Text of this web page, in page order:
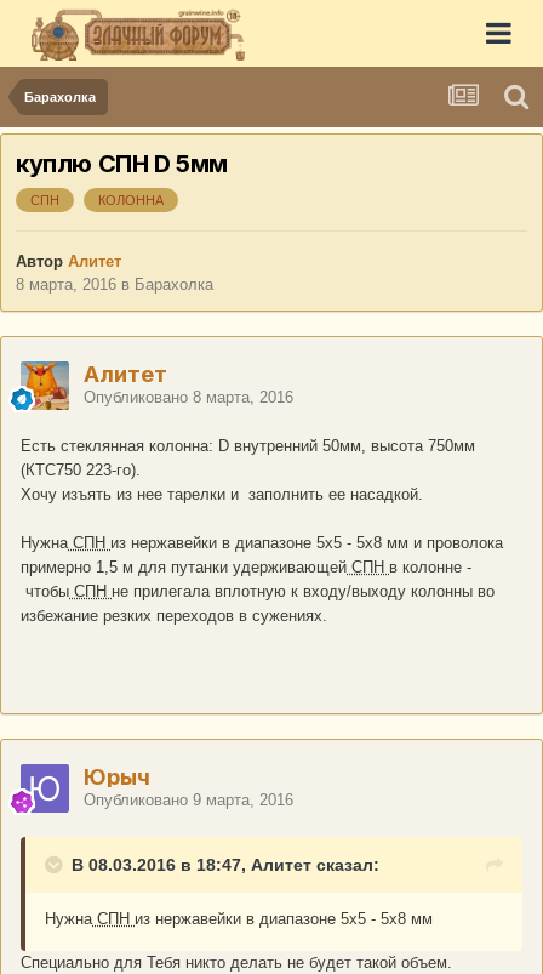
Барахолка
куплю СПН D 5мм
СПН КОЛОННА
Автор Алитет
8 марта, 2016 в Барахолка
Алитет
Опубликовано 8 марта, 2016
Есть стеклянная колонна: D внутренний 50мм, высота 750мм
(КТС750 223-го).
Хочу изъять из нее тарелки и заполнить ее насадкой.
НужнаСПН из нержавейки в диапазоне 5х5 - 5х8 мм и проволока
примерно 1,5 м для путанки удерживающей СПН в колонне -
чтобы СПН не прилегала вплотную к входу/выходу колонны во
избежание резких переходов в сужениях.
Юрыч
Опубликовано 9 марта, 2016
В 08.03.2016 в 18:47, Алитет сказал:
НужнаСПН из нержавейки в диапазоне 5х5 - 5х8 мм
Специально для Тебя никто делать не будет такой объем.